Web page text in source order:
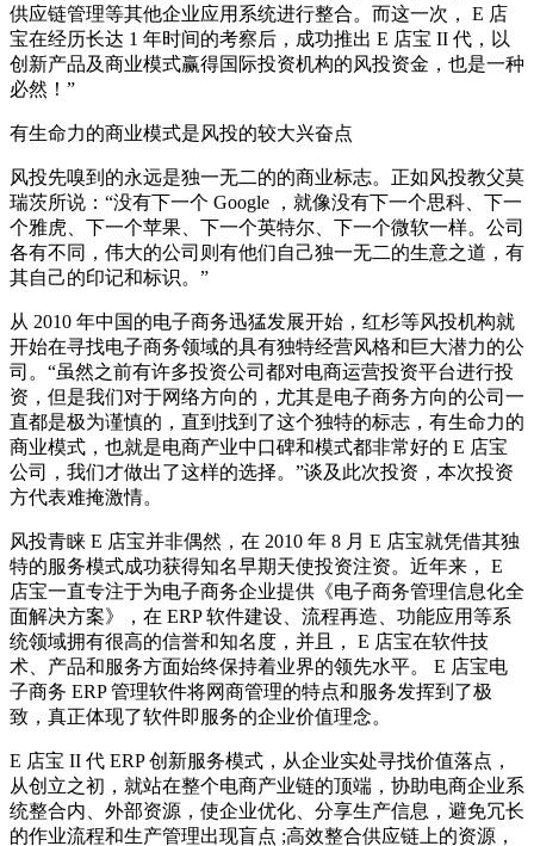
供应链管理等其他企业应用系统进行整合。而这一次， E 店
宝在经历长达 1 年时间的考察后，成功推出 E 店宝 II 代，以
创新产品及商业模式赢得国际投资机构的风投资金，也是一种
必然！”
有生命力的商业模式是风投的较大兴奋点
风投先嗅到的永远是独一无二的的商业标志。正如风投教父莫
瑞茨所说：“没有下一个 Google ，就像没有下一个思科、下一
个雅虎、下一个苹果、下一个英特尔、下一个微软一样。公司
各有不同，伟大的公司则有他们自己独一无二的生意之道，有
其自己的印记和标识。”
从 2010 年中国的电子商务迅猛发展开始，红杉等风投机构就
开始在寻找电子商务领域的具有独特经营风格和巨大潜力的公
司。“虽然之前有许多投资公司都对电商运营投资平台进行投
资，但是我们对于网络方向的，尤其是电子商务方向的公司一
直都是极为谨慎的，直到找到了这个独特的标志，有生命力的
商业模式，也就是电商产业中口碑和模式都非常好的 E 店宝
公司，我们才做出了这样的选择。”谈及此次投资，本次投资
方代表难掩激情。
风投青睐 E 店宝并非偶然，在 2010 年 8 月 E 店宝就凭借其独
特的服务模式成功获得知名早期天使投资注资。近年来， E
店宝一直专注于为电子商务企业提供《电子商务管理信息化全
面解决方案》，在 ERP 软件建设、流程再造、功能应用等系
统领域拥有很高的信誉和知名度，并且， E 店宝在软件技
术、产品和服务方面始终保持着业界的领先水平。 E 店宝电
子商务 ERP 管理软件将网商管理的特点和服务发挥到了极
致，真正体现了软件即服务的企业价值理念。
E 店宝 II 代 ERP 创新服务模式，从企业实处寻找价值落点，
从创立之初，就站在整个电商产业链的顶端，协助电商企业系
统整合内、外部资源，使企业优化、分享生产信息，避免冗长
的作业流程和生产管理出现盲点 ;高效整合供应链上的资源，